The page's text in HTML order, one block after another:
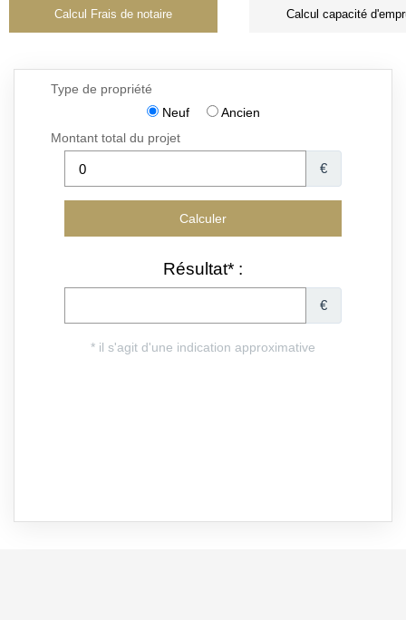
Calcul Frais de notaire Calcul capacité